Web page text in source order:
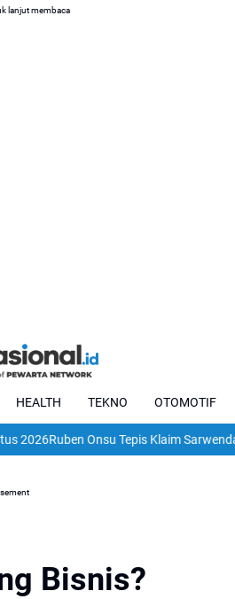
lanjut membaca
HEALTH TEKNO OTOMOTIF
Onsu Tepis Klaim Sarwendah Soal
Bisnis?